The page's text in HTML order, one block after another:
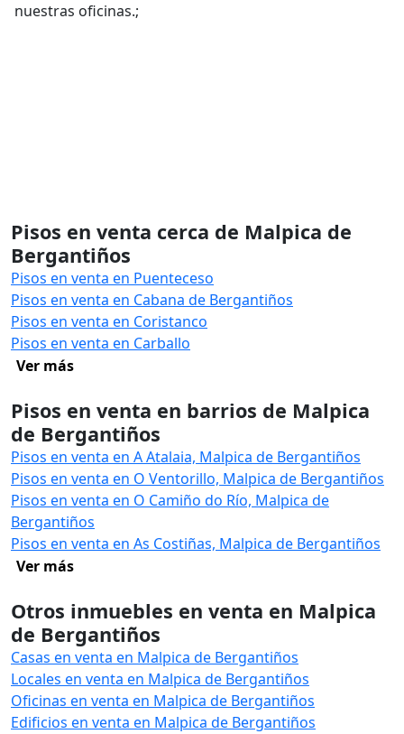
nuestras oficinas.;
Pisos en venta cerca de Malpica de
Bergantiños
Pisos en venta en Puenteceso
Pisos en venta en Cabana de Bergantiños
Pisos en venta en Coristanco
Pisos en venta en Carballo
Ver más
Pisos en venta en barrios de Malpica
de Bergantiños
Pisos en venta en A Atalaia, Malpica de Bergantiños
Pisos en venta en O Ventorillo, Malpica de Bergantiños
Pisos en venta en O Camiño do Río, Malpica de
Bergantiños
Pisos en venta en As Costiñas, Malpica de Bergantiños
Ver más
Otros inmuebles en venta en Malpica
de Bergantiños
Casas en venta en Malpica de Bergantiños
Locales en venta en Malpica de Bergantiños
Oficinas en venta en Malpica de Bergantiños
Edificios en venta en Malpica de Bergantiños